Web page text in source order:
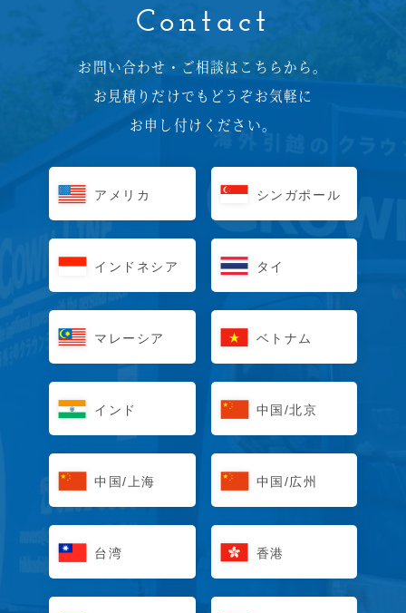
Contact
お問い合わせ・ご相談はこちらから。
お見積りだけでもどうぞお気軽に
お申し付けください。
アメリカ シンガポール
インドネシア タイ
マレーシア ベトナム
インド 中国/北京
中国/上海 中国/広州
台湾 香港